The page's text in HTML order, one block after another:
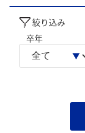
面接の特徴
面接は穏やかな
たこと」につい
内定承諾と辞退
内定承諾した学
います。一方内
かったこと」を
絞り込み
卒年